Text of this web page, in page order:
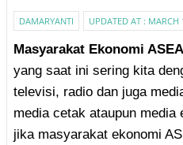
DAMARYANTI UPDATED AT : MARCH
Masyarakat Ekonomi
yang saat ini sering kita
televisi, radio dan juga
media cetak ataupun media
jika masyarakat ekonomi